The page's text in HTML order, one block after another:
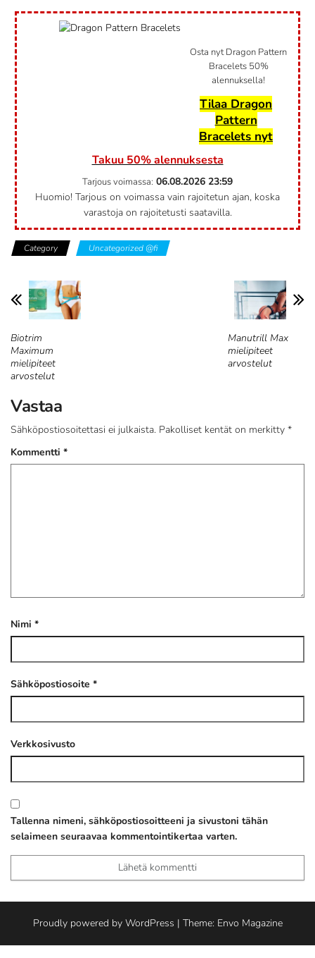
Osta nyt Dragon Pattern
Bracelets 50%
alennuksella!
Tilaa Dragon
Pattern
Bracelets nyt
Takuu 50% alennuksesta
Tarjous voimassa: 06.08.2026 23:59
Huomio! Tarjous on voimassa vain rajoitetun ajan, koska
varastoja on rajoitetusti saatavilla.
Category Uncategorized @fi
Biotrim
Maximum
mielipiteet
arvostelut
Manutrill Max
mielipiteet
arvostelut
Vastaa
Sähköpostiosoitettasi ei julkaista. Pakolliset kentät on merkitty *
Kommentti *
Nimi *
Sähköpostiosoite *
Verkkosivusto
Tallenna nimeni, sähköpostiosoitteeni ja sivustoni tähän
selaimeen seuraavaa kommentointikertaa varten.
Proudly powered by WordPress | Theme: Envo Magazine